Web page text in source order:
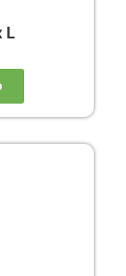
L